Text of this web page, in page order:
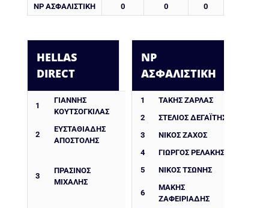
NP ΑΣΦΑΛΙΣΤΙΚΗ
0 0 0
HELLAS
DIRECT
1
ΓΙΑΝΝΗΣ
ΚΟΥΤΣΟΓΚΙΛΑΣ
2
ΕΥΣΤΑΘΙΑΔΗΣ
ΑΠΟΣΤΟΛΗΣ
3
ΠΡΑΣΙΝΟΣ
ΜΙΧΑΛΗΣ
NP
ΑΣΦΑΛΙΣΤΙΚΗ
1
ΤΑΚΗΣ ΖΑΡΛΑΣ
2
ΣΤΕΛΙΟΣ ΔΕΓΑΪΤΗΣ
3
ΝΙΚΟΣ ΖΑΧΟΣ
4
ΓΙΩΡΓΟΣ ΡΕΛΑΚΗΣ
5
ΝΙΚΟΣ ΤΣΩΝΗΣ
6
ΜΑΚΗΣ
ΖΑΦΕΙΡΙΑΔΗΣ